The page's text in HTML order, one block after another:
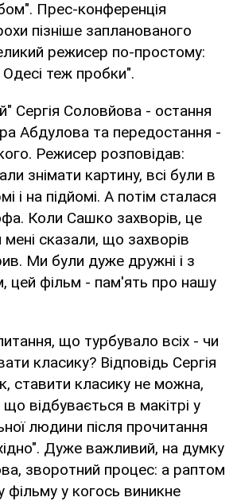
Прес-конференція
пізніше запланованого
режисер по-простому:
теж пробки".
Сергія Соловйова - остання
Абдулова та передостання -
Режисер розповідав:
знімати картину, всі були в
і на підйомі. А потім сталася
Коли Сашко захворів, це
сказали, що захворів
Ми були дуже дружні і з
цей фільм - пам'ять про нашу
що турбувало всіх - чи
класику? Відповідь Сергія
ставити класику не можна,
відбувається в макітрі у
людини після прочитання
Дуже важливий, на думку
зворотний процес: а раптом
фільму у когось виникне